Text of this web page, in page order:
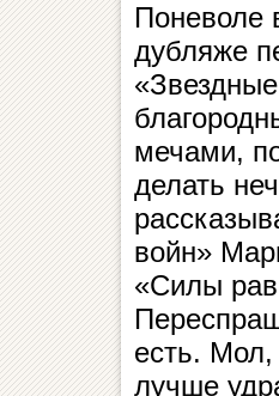
Поневоле
дубляже
мечами,
делать
войн»
«Силы
есть. Мол,
лучше